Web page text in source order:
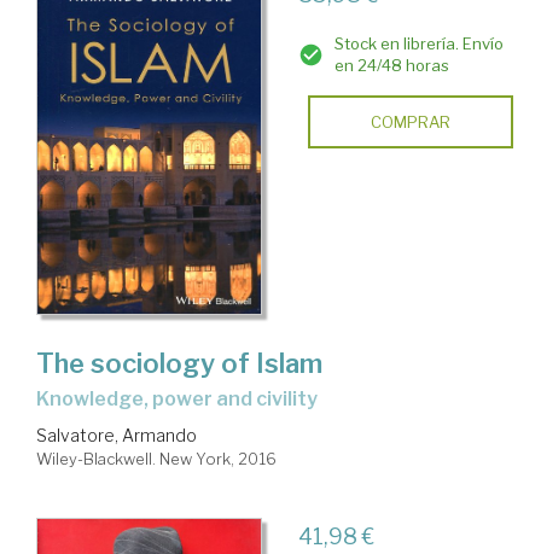
Stock en librería. Envío
en 24/48 horas
COMPRAR
The sociology of Islam
knowledge, power and civility
Salvatore, Armando
Wiley-Blackwell. New York, 2016
41,98 €